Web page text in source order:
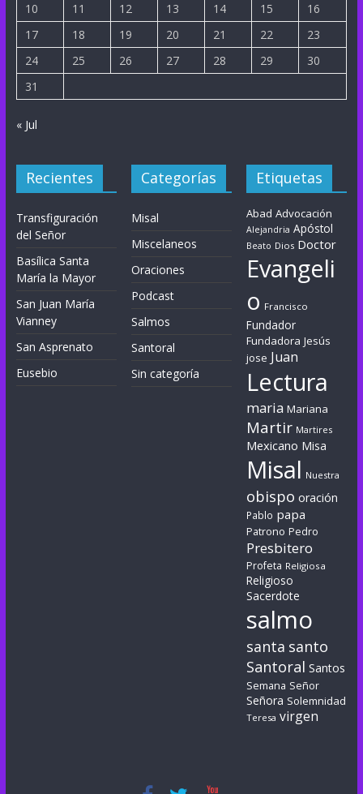
10
11 12 13 14 15
16
17
18 19 20 21 22
23
24
25 26 27 28 29
30
31
« Jul
Recientes
Transfiguración
del Señor
Basílica Santa
María la Mayor
San Juan María
Vianney
San Asprenato
Eusebio
Categorías
Misal
Miscelaneos
Oraciones
Podcast
Salmos
Santoral
Sin categoría
Etiquetas
Abad Advocación
Alejandria Apóstol
Beato Dios Doctor
Evangeli
o Francisco
Fundador
Fundadora Jesús
jose Juan
Lectura
maria Mariana
Martir Martires
Mexicano Misa
Misal Nuestra
obispo oración
Pablo papa
Patrono Pedro
Presbitero
Profeta Religiosa
Religioso
Sacerdote
salmo
santa santo
Santoral Santos
Semana Señor
Señora Solemnidad
Teresa virgen